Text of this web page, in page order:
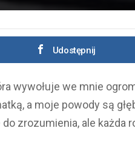
Udostępnij
wywołuje we mnie
a moje powody są
zrozumienia, ale każda